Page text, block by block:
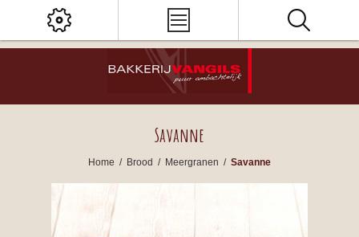
Savanne
Home / Brood / Meergranen / Savanne